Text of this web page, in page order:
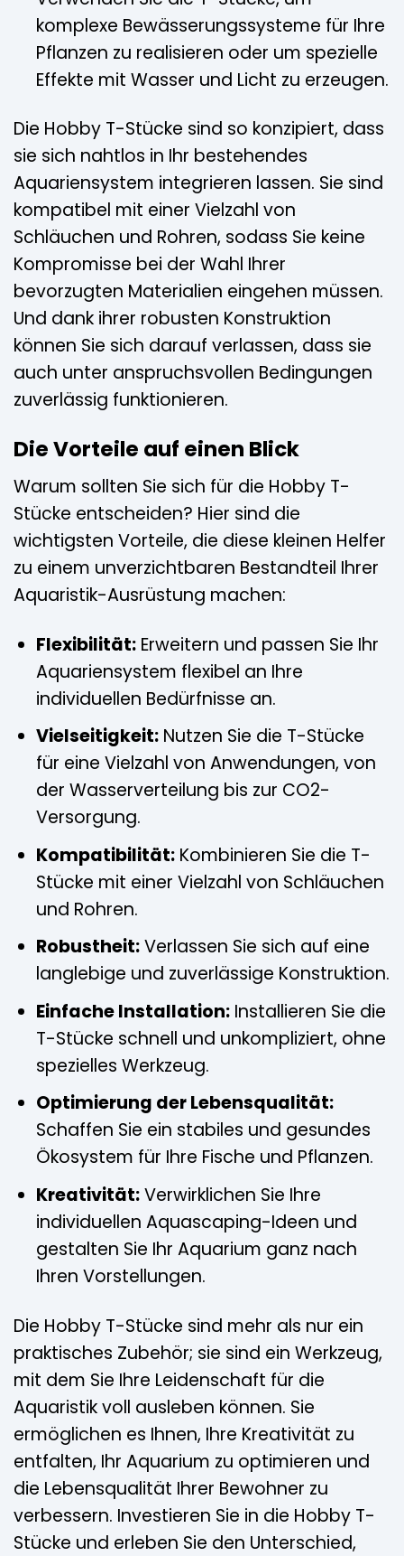
komplexe Bewässerungssysteme für Ihre
Pflanzen zu realisieren oder um spezielle
Effekte mit Wasser und Licht zu erzeugen.
Die Hobby T-Stücke sind so konzipiert, dass
sie sich nahtlos in Ihr bestehendes
Aquariensystem integrieren lassen. Sie sind
kompatibel mit einer Vielzahl von
Schläuchen und Rohren, sodass Sie keine
Kompromisse bei der Wahl Ihrer
bevorzugten Materialien eingehen müssen.
Und dank ihrer robusten Konstruktion
können Sie sich darauf verlassen, dass sie
auch unter anspruchsvollen Bedingungen
zuverlässig funktionieren.
Die Vorteile auf einen Blick
Warum sollten Sie sich für die Hobby T-
Stücke entscheiden? Hier sind die
wichtigsten Vorteile, die diese kleinen Helfer
zu einem unverzichtbaren Bestandteil Ihrer
Aquaristik-Ausrüstung machen:
Flexibilität:Erweitern und passen Sie Ihr
Aquariensystem flexibel an Ihre
individuellen Bedürfnisse an.
Vielseitigkeit:Nutzen Sie die T-Stücke
für eine Vielzahl von Anwendungen, von
der Wasserverteilung bis zur CO2-
Versorgung.
Kompatibilität:Kombinieren Sie die T-
Stücke mit einer Vielzahl von Schläuchen
und Rohren.
Robustheit:Verlassen Sie sich auf eine
langlebige und zuverlässige Konstruktion.
Einfache Installation:Installieren Sie die
T-Stücke schnell und unkompliziert, ohne
spezielles Werkzeug.
Optimierung der Lebensqualität:
Schaffen Sie ein stabiles und gesundes
Ökosystem für Ihre Fische und Pflanzen.
Kreativität:Verwirklichen Sie Ihre
individuellen Aquascaping-Ideen und
gestalten Sie Ihr Aquarium ganz nach
Ihren Vorstellungen.
Die Hobby T-Stücke sind mehr als nur ein
praktisches Zubehör; sie sind ein Werkzeug,
mit dem Sie Ihre Leidenschaft für die
Aquaristik voll ausleben können. Sie
ermöglichen es Ihnen, Ihre Kreativität zu
entfalten, Ihr Aquarium zu optimieren und
die Lebensqualität Ihrer Bewohner zu
verbessern. Investieren Sie in die Hobby T-
Stücke und erleben Sie den Unterschied,